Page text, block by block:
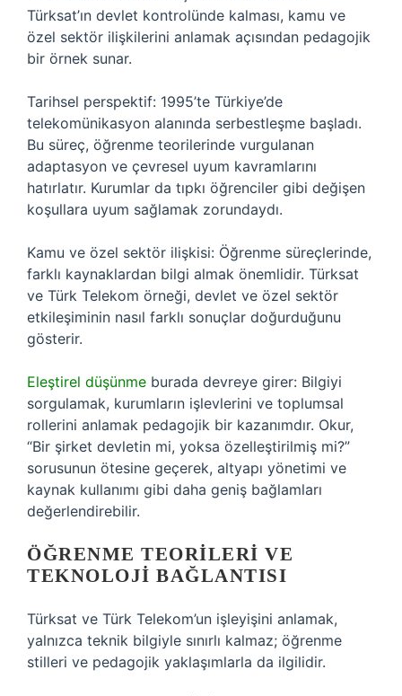
Türksat’ın devlet kontrolünde kalması, kamu ve
özel sektör ilişkilerini anlamak açısından pedagojik
bir örnek sunar.
Tarihsel perspektif: 1995’te Türkiye’de
telekomünikasyon alanında serbestleşme başladı.
Bu süreç, öğrenme teorilerinde vurgulanan
adaptasyon ve çevresel uyum kavramlarını
hatırlatır. Kurumlar da tıpkı öğrenciler gibi değişen
koşullara uyum sağlamak zorundaydı.
Kamu ve özel sektör ilişkisi: Öğrenme süreçlerinde,
farklı kaynaklardan bilgi almak önemlidir. Türksat
ve Türk Telekom örneği, devlet ve özel sektör
etkileşiminin nasıl farklı sonuçlar doğurduğunu
gösterir.
Eleştirel düşünme burada devreye girer: Bilgiyi
sorgulamak, kurumların işlevlerini ve toplumsal
rollerini anlamak pedagojik bir kazanımdır. Okur,
“Bir şirket devletin mi, yoksa özelleştirilmiş mi?”
sorusunun ötesine geçerek, altyapı yönetimi ve
kaynak kullanımı gibi daha geniş bağlamları
değerlendirebilir.
ÖĞRENME TEORILERI VE
TEKNOLOJI BAĞLANTISI
Türksat ve Türk Telekom’un işleyişini anlamak,
yalnızca teknik bilgiyle sınırlı kalmaz; öğrenme
stilleri ve pedagojik yaklaşımlarla da ilgilidir.